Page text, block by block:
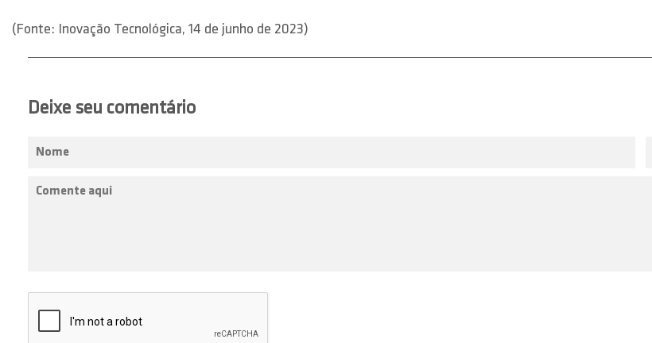
(Fonte: Inovação Tecnológica, 14 de junho de 2023)
Deixe seu comentário